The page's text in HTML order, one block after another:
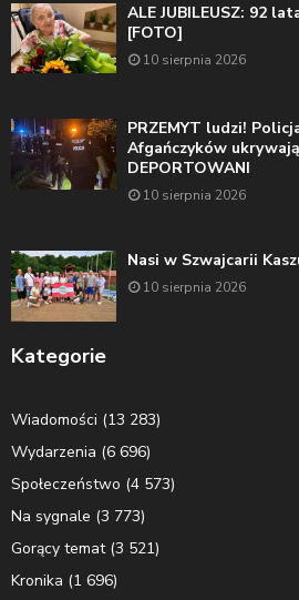
ALE JUBILEUSZ: 92
[FOTO]
10 sierpnia 2026
PRZEMYT ludzi!
Afgańczyków
DEPORTOWANI
10 sierpnia 2026
Nasi w Szwajcarii
10 sierpnia 2026
Kategorie
Wiadomości (13 283)
Wydarzenia (6 696)
Społeczeństwo (4 573)
Na sygnale (3 773)
Gorący temat(3 521)
Kronika (1 696)